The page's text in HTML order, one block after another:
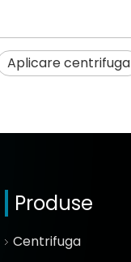
Aplicare centrifuga
Produse
Centrifuga